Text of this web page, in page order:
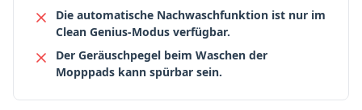
Die automatische Nachwaschfunktion ist nur im
Clean Genius-Modus verfügbar.
Der Geräuschpegel beim Waschen der
Mopppads kann spürbar sein.